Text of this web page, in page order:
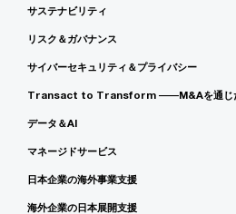
サステナビリティ
リスク＆ガバナンス
サイバーセキュリティ＆プライバシー
Transact to Transform ――M&Aを通じ
データ＆AI
マネージドサービス
日本企業の海外事業支援
海外企業の日本展開支援